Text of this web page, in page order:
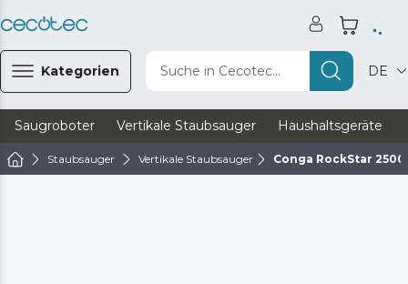
Kategorien Suche in Cecotec... DE
Saugroboter Vertikale Staubsauger Haushaltsgeräte
Staubsauger Vertikale Staubsauger Conga RockStar